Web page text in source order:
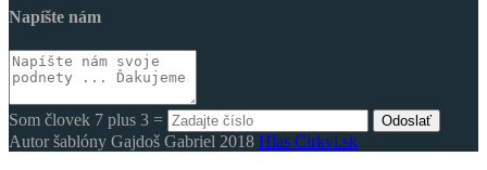
Napíšte nám
Som človek 7 plus 3 = Odoslať
Autor šablóny Gajdoš Gabriel 2018 Hlas Cirkvi.sk